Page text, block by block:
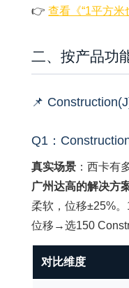
👉查看《“1平方米
二、按产品功
📌
Q1：
真实场景 ：西卡有
广州达高的解决方
柔软，位移±25%
位移→选150
对比维度